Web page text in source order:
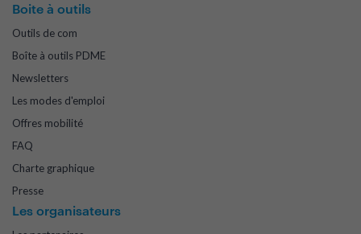
Boite à outils
Outils de com
Boîte à outils PDME
Newsletters
Les modes d'emploi
Offres mobilité
FAQ
Charte graphique
Presse
Les organisateurs